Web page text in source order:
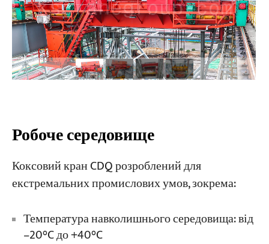
Робоче середовище
Коксовий кран CDQ розроблений для
екстремальних промислових умов, зокрема:
Температура навколишнього середовища: від
–20°C до +40°C